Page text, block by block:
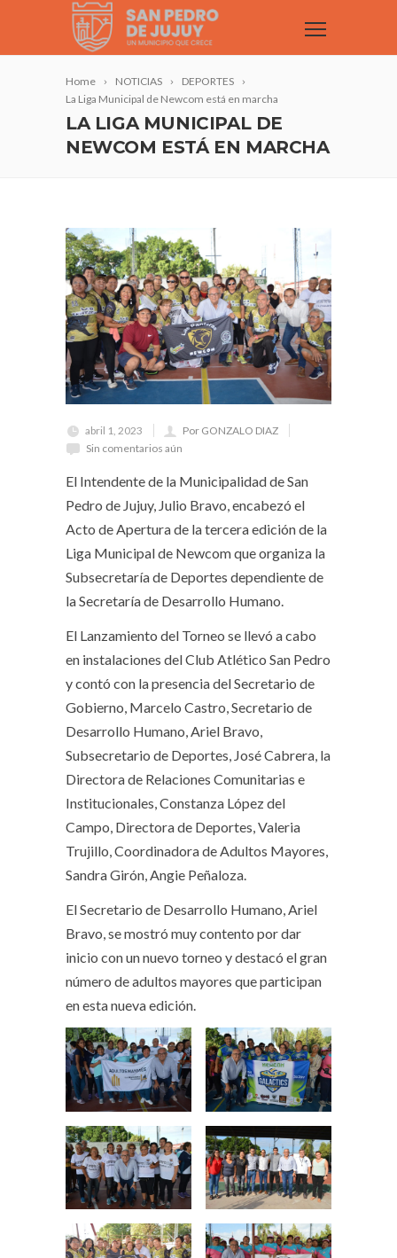
Home NOTICIAS
DEPORTES
La Liga Municipal de Newcom está en marcha
LA LIGA MUNICIPAL DE
NEWCOM ESTÁ EN MARCHA
abril 1, 2023
Por GONZALO DIAZ
Sin comentarios aún
El Intendente de la Municipalidad de San
Pedro de Jujuy, Julio Bravo, encabezó el
Acto de Apertura de la tercera edición de la
Liga Municipal de Newcom que organiza la
Subsecretaría de Deportes dependiente de
la Secretaría de Desarrollo Humano.
El Lanzamiento del Torneo se llevó a cabo
en instalaciones del Club Atlético San Pedro
y contó con la presencia del Secretario de
Gobierno, Marcelo Castro, Secretario de
Desarrollo Humano, Ariel Bravo,
Subsecretario de Deportes, José Cabrera, la
Directora de Relaciones Comunitarias e
Institucionales, Constanza López del
Campo, Directora de Deportes, Valeria
Trujillo, Coordinadora de Adultos Mayores,
Sandra Girón, Angie Peñaloza.
El Secretario de Desarrollo Humano, Ariel
Bravo, se mostró muy contento por dar
inicio con un nuevo torneo y destacó el gran
número de adultos mayores que participan
en esta nueva edición.